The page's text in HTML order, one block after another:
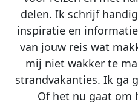
delen. Ik schrijf
inspiratie en
van jouw reis wat
mij niet wakker te
strandvakanties. Ik ga
Of het nu gaat om